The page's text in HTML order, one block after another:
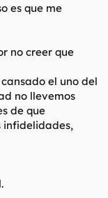
es que me
no creer que
el uno del
no llevemos
de que
infidelidades,